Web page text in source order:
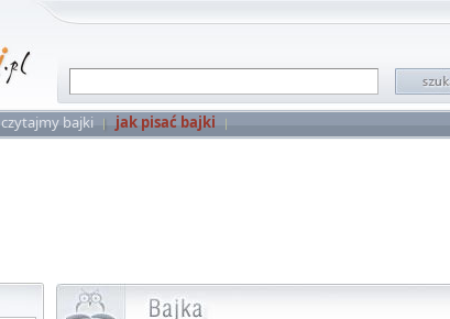
czytajmy bajki jak pisać bajki